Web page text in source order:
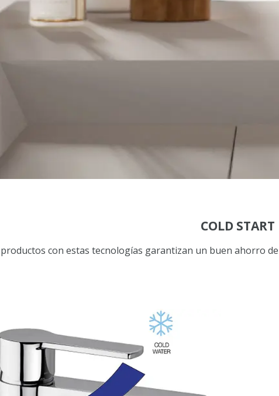
COLD START
con estas tecnologías garantizan un buen ahorro